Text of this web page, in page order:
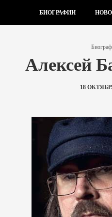
БИОГРАФИИ
Алексей
18